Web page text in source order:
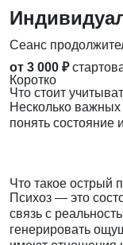
Сеанс
от 3 000 ₽
Коротко
Что стоит
Несколько
понять состояние
Что такое острый
Психоз — это
связь с
генерировать